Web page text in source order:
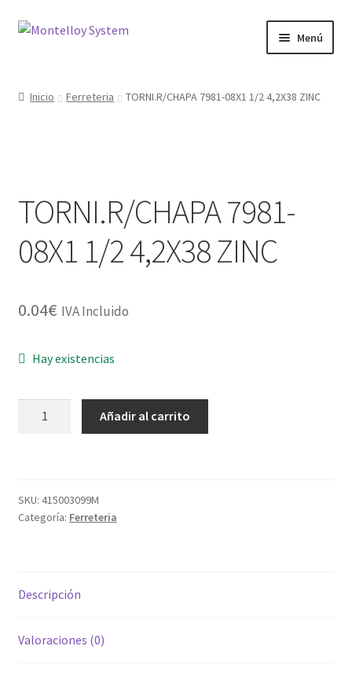
Ir
Ir
Menú
Maquinaria
Protección Laboral
Inicio Ferreteria TORNI.R/CHAPA 7981-08X1 1/2 4,2X38 ZINC
TORNI.R/CHAPA 7981-
08X1 1/2 4,2X38 ZINC
0.04€ IVA Incluido
Hay existencias
ZINC
cantidad
Añadir al carrito
SKU: 415003099M
Categoría: Ferreteria
Descripción
Valoraciones (0)